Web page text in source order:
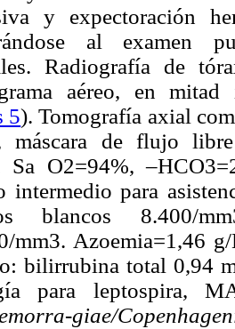
y expectoración
al examen
Radiografía de
aéreo, en
5). Tomografía axial
máscara de flujo
Sa O2=94%,
intermedio para
blancos 8.400/
mm3. Azoemia=1,46
bilirrubina total 0,94
para leptospira,
giae/